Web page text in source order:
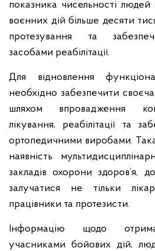
показника чисельності людей
воєнних дій більше десяти
протезування та
засобами реабілітації.
Для відновлення
необхідно забезпечити
шляхом впровадження
лікування, реабілітації та
ортопедичними виробами.
наявність
закладів охорони здоров’я,
залучатися не тільки
працівники та протезисти.
Інформацію щодо
учасниками бойових дій,